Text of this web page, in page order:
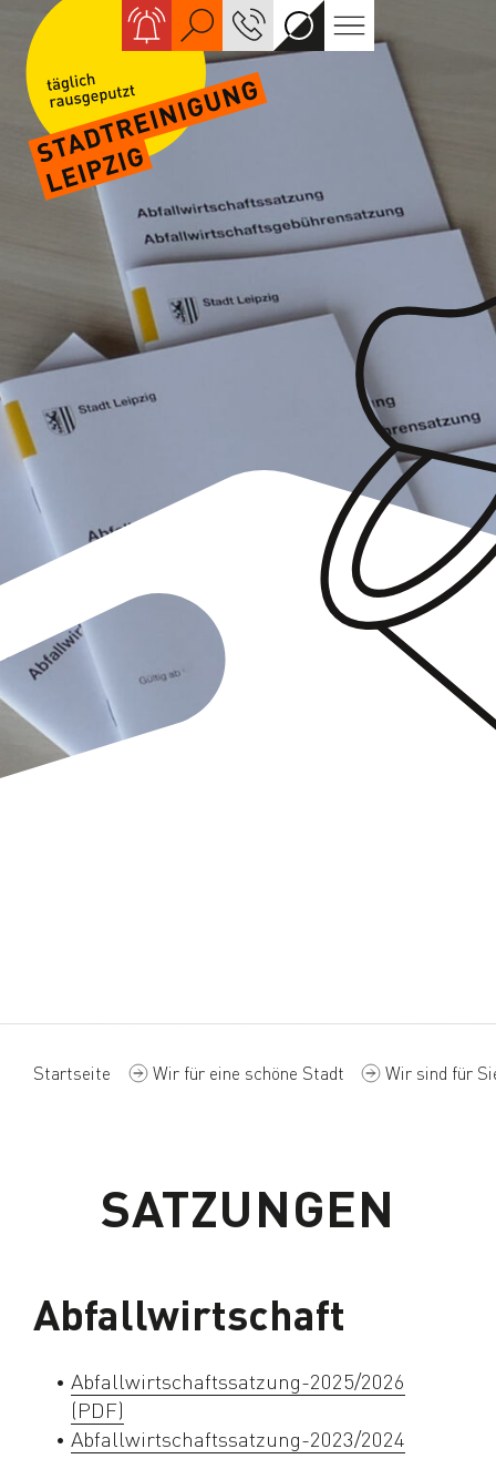
SucheKONTAKTKontrastreiche
Ansicht
Navigation
Startseite Wir für eine schöne Stadt Wir sind für
SATZUNGEN
Abfallwirtschaft
Abfallwirtschaftssatzung-2025/2026
(PDF)
Abfallwirtschaftssatzung-2023/2024